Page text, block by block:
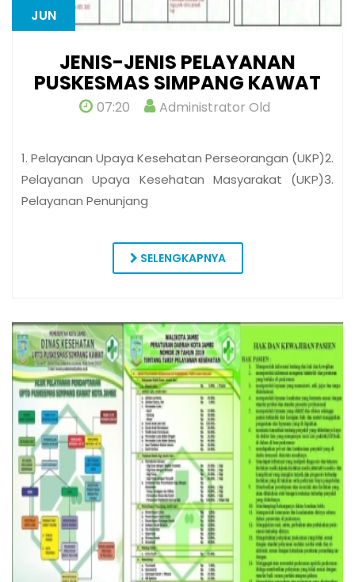
JUN
JENIS-JENIS PELAYANAN
PUSKESMAS SIMPANG KAWAT
07:20 Administrator Old
1. Pelayanan Upaya Kesehatan Perseorangan (UKP)2.
Pelayanan Upaya Kesehatan Masyarakat (UKP)3.
Pelayanan Penunjang
SELENGKAPNYA